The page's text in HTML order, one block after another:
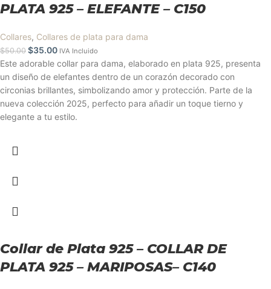
PLATA 925 – ELEFANTE – C150
Collares, Collares de plata para dama
$50.00 $35.00 IVA Incluido
Este adorable collar para dama, elaborado en plata 925, presenta
un diseño de elefantes dentro de un corazón decorado con
circonias brillantes, simbolizando amor y protección. Parte de la
nueva colección 2025, perfecto para añadir un toque tierno y
elegante a tu estilo.
Collar de Plata 925 – COLLAR DE
PLATA 925 – MARIPOSAS– C140